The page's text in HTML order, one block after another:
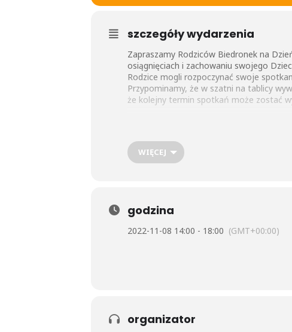
szczegóły wydarzenia
Zapraszamy Rodziców Biedronek na
osiągnięciach i zachowaniu swojego
Rodzice mogli rozpoczynać swoje
Przypominamy, że w szatni na tablicy
że kolejny termin spotkań może zostać
WIĘCEJ
godzina
2022-11-08 14:00 - 18:00 (GMT+00:00)
organizator